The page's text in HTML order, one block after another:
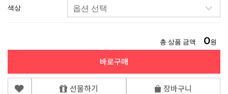
색상
총 상품 금액 0원
바로구매
선물하기 장바구니